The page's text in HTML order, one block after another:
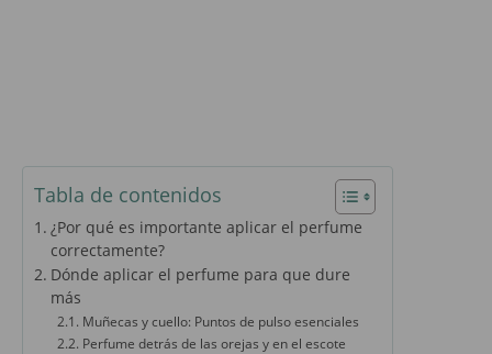
Tabla de contenidos
¿Por qué es importante aplicar el perfume
correctamente?
Dónde aplicar el perfume para que dure
más
Muñecas y cuello: Puntos de pulso esenciales
Perfume detrás de las orejas y en el escote